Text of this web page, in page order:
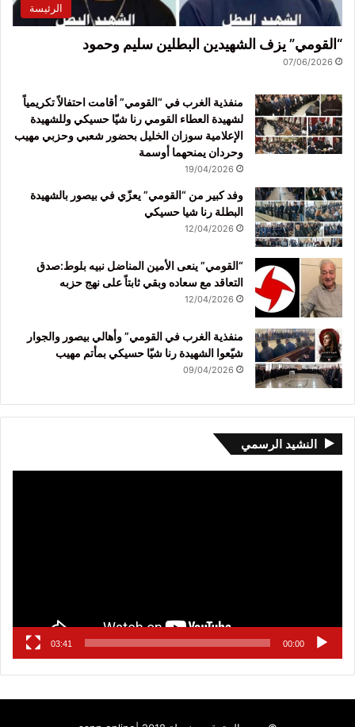
الرئيسة
“القومي” يزف الشهيدين البطلين سليم وحمود
07/06/2026
منفذية الغرب في “القومي” أقامت احتفالاً تكريمياً
لشهيدة العطاء القومي رنا شيّا حسيكي وللشهيدة
الإعلامية سوزان الخليل بحضور شعبي وحزبي مهيب
وحردان يمنحهما أوسمة
19/04/2026
وفد كبير من “القومي” يعزّي في بيصور بالشهيدة
البطلة رنا شيا حسيكي
12/04/2026
“القومي” ينعى الأمين المناضل نبيه بلوط:صدق
التعاقد مع سعاده وبقي ثابتاً على نهج حزبه
12/04/2026
منفذية الغرب في القومي” وأهالي بيصور والجوار
شيّعوا الشهيدة رنا شيّا حسيكي بمأتم مهيب
09/04/2026
النشيد الرسمي
00:00
03:41